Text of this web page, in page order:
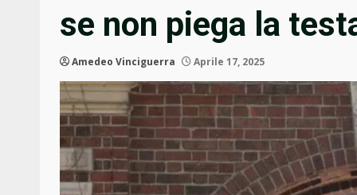
se non piega la
Amedeo Vinciguerra Aprile 17, 2025